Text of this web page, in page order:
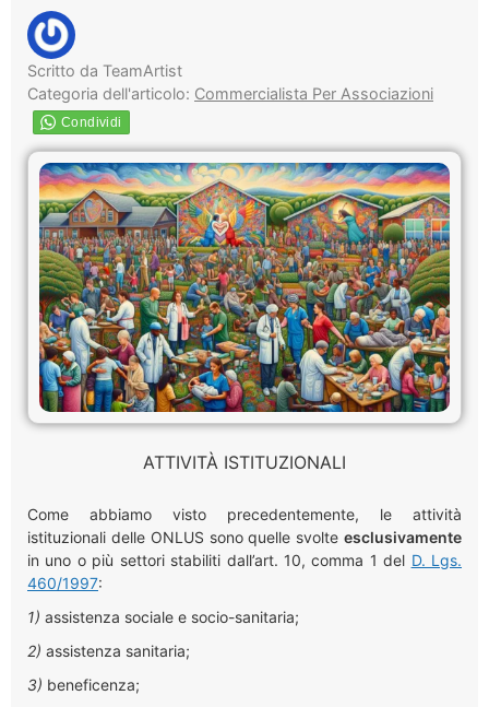
Scritto da TeamArtist
Categoria dell'articolo: Commercialista Per Associazioni
ATTIVITÀ ISTITUZIONALI
Come abbiamo visto precedentemente, le attività
istituzionali delle ONLUS sono quelle svolte esclusivamente
in uno o più settori stabiliti dall’art. 10, comma 1 del D. Lgs.
460/1997:
1) assistenza sociale e socio-sanitaria;
2) assistenza sanitaria;
3) beneficenza;